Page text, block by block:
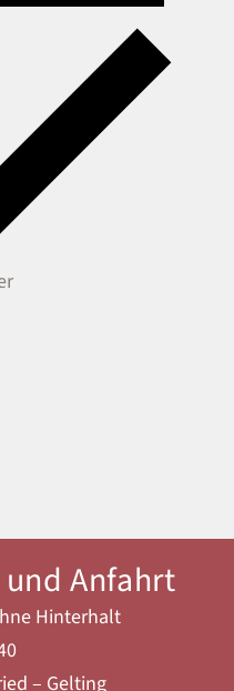
Anfahrt
Hinterhalt
– Gelting